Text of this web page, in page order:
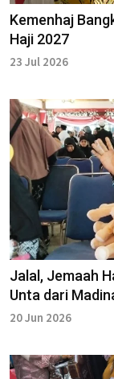
Kemenhaj
Haji 2027
23 Jul 2026
Jalal, Jemaah
Unta dari
20 Jun 2026